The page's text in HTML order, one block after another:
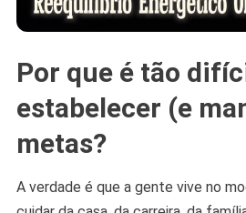
Por que é tão
estabelecer (e
metas?
A verdade é que a gente vive no